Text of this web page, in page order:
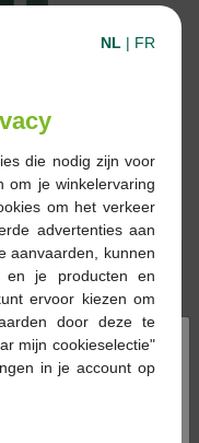
Reserveren
×
NL | FR
die nodig zijn voor
om je winkelervaring
om het verkeer
advertenties aan
aanvaarden, kunnen
en je producten en
ervoor kiezen om
door deze te
mijn cookieselectie"
in je account op